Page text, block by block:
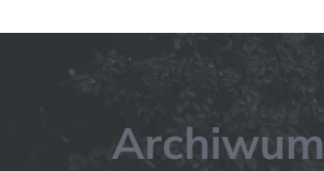
Archiwum